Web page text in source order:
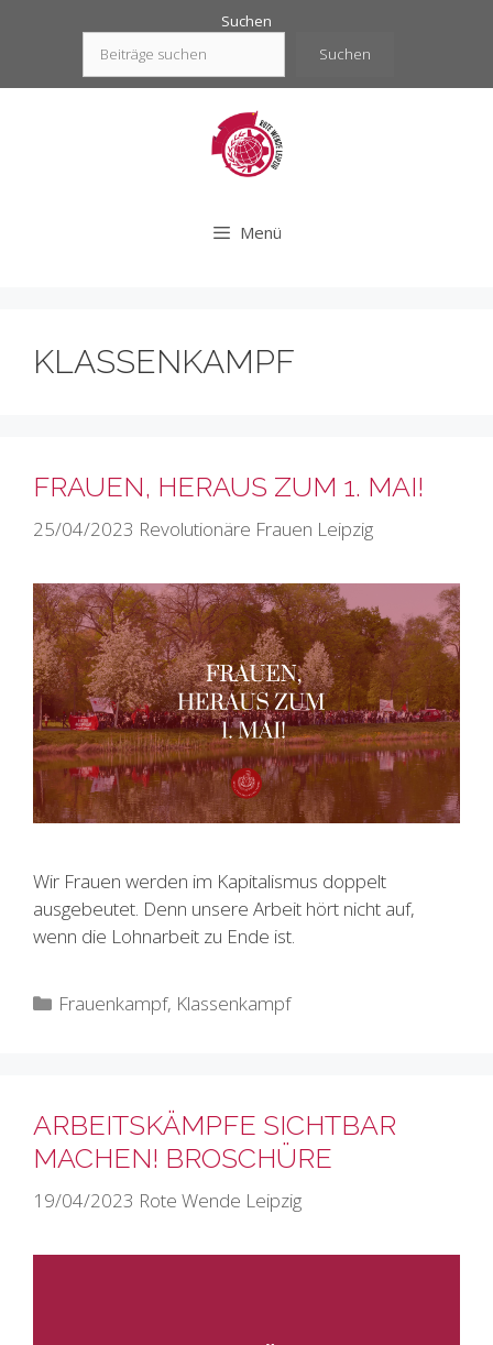
Suchen
Suchen
Menü
KLASSENKAMPF
FRAUEN, HERAUS ZUM 1. MAI!
25/04/2023 Revolutionäre Frauen Leipzig
Wir Frauen werden im Kapitalismus doppelt
ausgebeutet. Denn unsere Arbeit hört nicht auf,
wenn die Lohnarbeit zu Ende ist.
Kategorien
Frauenkampf, Klassenkampf
ARBEITSKÄMPFE SICHTBAR
MACHEN! BROSCHÜRE
19/04/2023 Rote Wende Leipzig